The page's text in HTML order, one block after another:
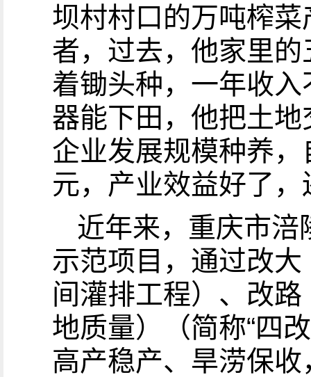
坝村村口的万吨榨
者，过去，他家里
着锄头种，一年收
器能下田，他把土
企业发展规模种养
元，产业效益好了
近年来，重庆市
示范项目，通过改
间灌排工程）、改
地质量）（简称“四
高产稳产、旱涝保